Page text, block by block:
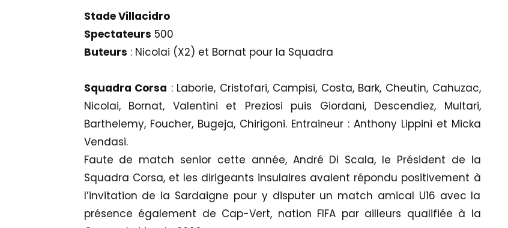
Stade Villacidro
Spectateurs 500
Buteurs : Nicolai (X2) et Bornat pour la Squadra
Squadra Corsa : Laborie, Cristofari, Campisi, Costa, Bark, Cheutin, Cahuzac,
Nicolai, Bornat, Valentini et Preziosi puis Giordani, Descendiez, Multari,
Barthelemy, Foucher, Bugeja, Chirigoni. Entraineur : Anthony Lippini et Micka
Vendasi.
Faute de match senior cette année, André Di Scala, le Président de la
Squadra Corsa, et les dirigeants insulaires avaient répondu positivement à
l’invitation de la Sardaigne pour y disputer un match amical U16 avec la
présence également de Cap-Vert, nation FIFA par ailleurs qualifiée à la